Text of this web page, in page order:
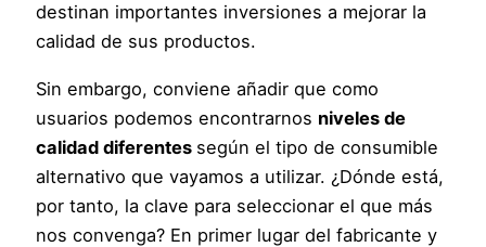
destinan importantes inversiones a mejorar la
calidad de sus productos.
Sin embargo, conviene añadir que como
usuarios podemos encontrarnos niveles de
calidad diferentes según el tipo de consumible
alternativo que vayamos a utilizar. ¿Dónde está,
por tanto, la clave para seleccionar el que más
nos convenga? En primer lugar del fabricante y